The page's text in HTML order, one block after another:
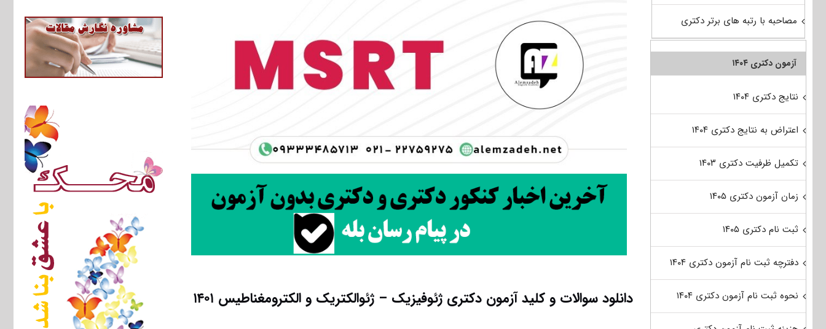
دانلود سوالات و کلید آزمون دکتری ژئوفیزیک – ژئوالکتریک و الکترومغناطیس ۱۴۰۱
مصاحبه با رتبه های برتر دکتری
آزمون دکتری ۱۴۰۴
نتایج دکتری ۱۴۰۴
اعتراض به نتایج دکتری ۱۴۰۴
تکمیل ظرفیت دکتری ۱۴۰۳
زمان آزمون دکتری ۱۴۰۵
ثبت نام دکتری ۱۴۰۵
دفترچه ثبت نام آزمون دکتری ۱۴۰۴
نحوه ثبت نام آزمون دکتری ۱۴۰۴